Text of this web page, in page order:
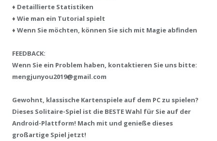
♦ Detaillierte Statistiken
♦ Wie man ein Tutorial spielt
♦ Wenn Sie möchten, können Sie sich mit Magie abfinden
FEEDBACK:
Wenn Sie ein Problem haben, kontaktieren Sie uns bitte:
mengjunyou2019@gmail.com
Gewohnt, klassische Kartenspiele auf dem PC zu spielen?
Dieses Solitaire-Spiel ist die BESTE Wahl für Sie auf der
Android-Plattform! Mach mit und genieße dieses
großartige Spiel jetzt!